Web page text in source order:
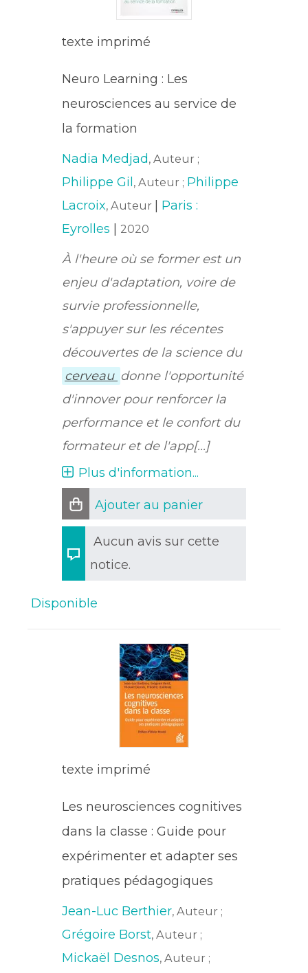
texte imprimé
Neuro Learning : Les
neurosciences au service de
la formation
Nadia Medjad , Auteur ;
Philippe Gil , Auteur ; Philippe
Lacroix, Auteur
Paris :
Eyrolles
2020
À l'heure où se former est un
enjeu d'adaptation, voire de
survie professionnelle,
s'appuyer sur les récentes
découvertes de la science du
cerveau donne l'opportunité
d'innover pour renforcer la
performance et le confort du
formateur et de l'app[...]
Plus d'information...
Ajouter au panier
Aucun avis sur cette
notice.
Disponible
texte imprimé
Les neurosciences cognitives
dans la classe : Guide pour
expérimenter et adapter ses
pratiques pédagogiques
Jean-Luc Berthier, Auteur ;
Grégoire Borst, Auteur ;
Mickaël Desnos, Auteur ;